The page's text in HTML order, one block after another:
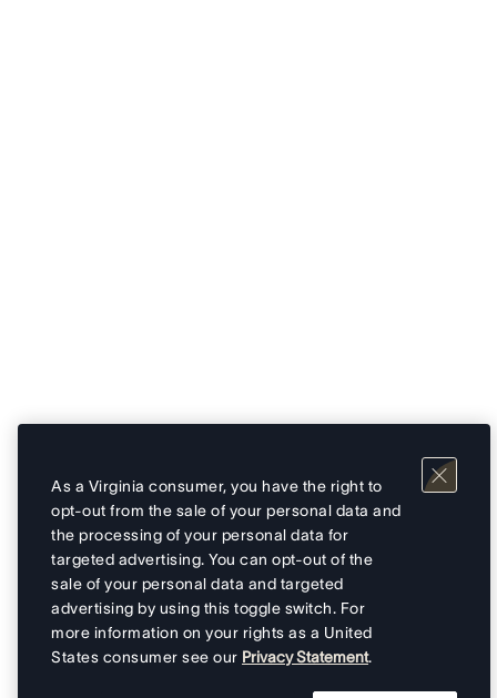
As a Virginia consumer, you have the right to
opt-out from the sale of your personal data and
the processing of your personal data for
targeted advertising. You can opt-out of the
sale of your personal data and targeted
advertising by using this toggle switch. For
more information on your rights as a United
States consumer see our Privacy Statement.